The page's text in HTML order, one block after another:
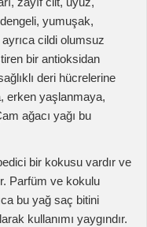
yağı bu
bir kokusu vardır ve
ve kokulu
yağ saç bitini
yaygındır.
kullanım alanı
artırır.
temizlenmesine
aşırı suyun
artırdığı için